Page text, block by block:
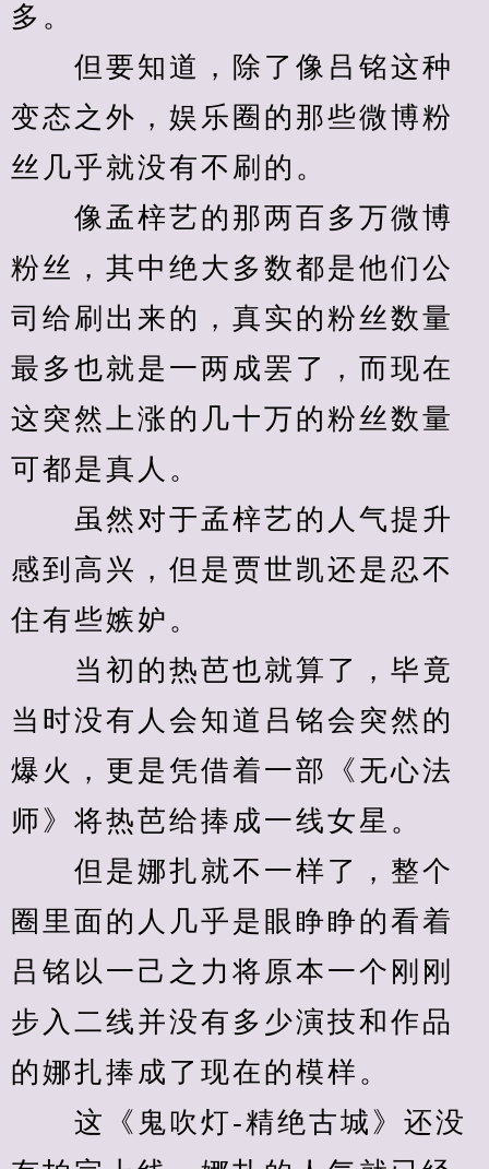
多。
但要知道，除了像吕铭这种
变态之外，娱乐圈的那些微博粉
丝几乎就没有不刷的。
像孟梓艺的那两百多万微博
粉丝，其中绝大多数都是他们公
司给刷出来的，真实的粉丝数量
最多也就是一两成罢了，而现在
这突然上涨的几十万的粉丝数量
可都是真人。
虽然对于孟梓艺的人气提升
感到高兴，但是贾世凯还是忍不
住有些嫉妒。
当初的热芭也就算了，毕竟
当时没有人会知道吕铭会突然的
爆火，更是凭借着一部《无心法
师》将热芭给捧成一线女星。
但是娜扎就不一样了，整个
圈里面的人几乎是眼睁睁的看着
吕铭以一己之力将原本一个刚刚
步入二线并没有多少演技和作品
的娜扎捧成了现在的模样。
这《鬼吹灯-精绝古城》还没